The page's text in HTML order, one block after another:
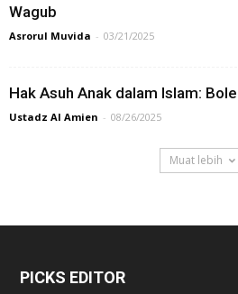
Wagub
Asrorul Muvida - 03/21/2025
Hak Asuh Anak dalam Islam:
Ustadz Al Amien - 08/26/2025
Muat lebih
PICKS EDITOR